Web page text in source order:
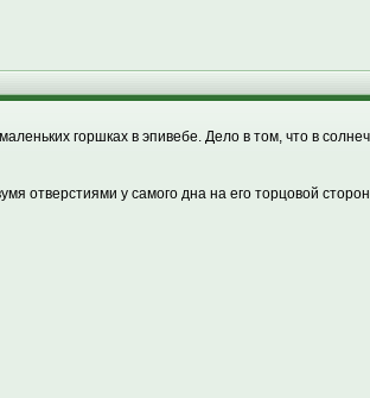
горшках в эпивебе. Дело в том, что в
отверстиями у самого дна на его торцовой